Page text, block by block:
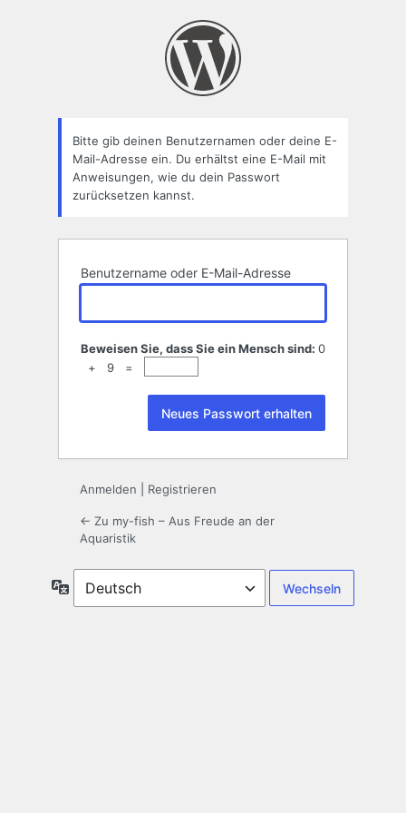
Bitte gib deinen Benutzernamen oder deine E-
Mail-Adresse ein. Du erhältst eine E-Mail mit
Anweisungen, wie du dein Passwort
zurücksetzen kannst.
Benutzername oder E-Mail-Adresse
Beweisen Sie, dass Sie ein Mensch sind: 0
+ 9 =
Anmelden Registrieren
← Zu my-fish – Aus Freude an der
Aquaristik
Sprache